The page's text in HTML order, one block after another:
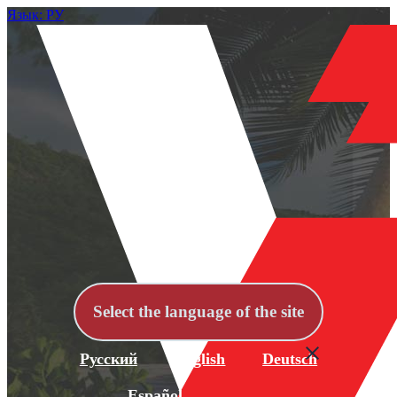
Язык: РУ
Select the language of the site
Русский English Deutsch